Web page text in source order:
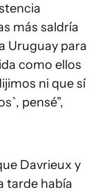
más saldría
Uruguay para
como ellos
ni que sí
pensé”,
Davrieux y
tarde había